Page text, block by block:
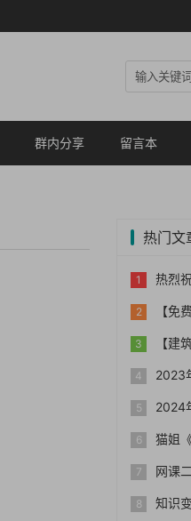
群内分享 留言本
热门文
热烈祝贺
【免费
【建筑
2023
2024
猫姐《
网课
知识